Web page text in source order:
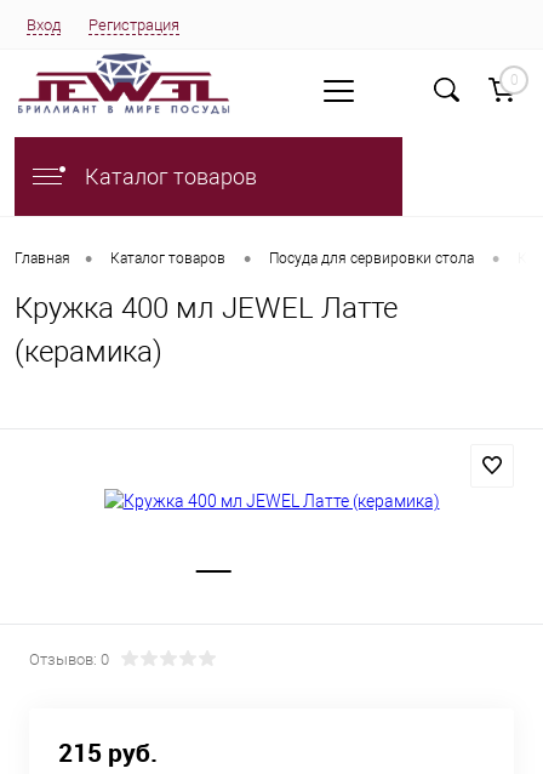
Вход Регистрация
0
Каталог товаров
Главная • Каталог товаров • Посуда для сервировки стола •
Кружка 400 мл JEWEL Латте
(керамика)
Отзывов: 0
215 руб.